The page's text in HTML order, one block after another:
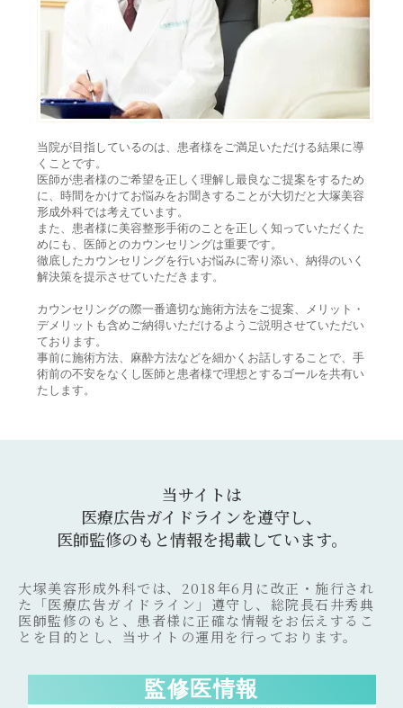
当院が目指しているのは、患者様をご満足いただける結果に導
くことです。
医師が患者様のご希望を正しく理解し最良なご提案をするため
に、時間をかけてお悩みをお聞きすることが大切だと大塚美容
形成外科では考えています。
また、患者様に美容整形手術のことを正しく知っていただくた
めにも、医師とのカウンセリングは重要です。
徹底したカウンセリングを行いお悩みに寄り添い、納得のいく
解決策を提示させていただきます。
カウンセリングの際一番適切な施術方法をご提案、メリット・
デメリットも含めご納得いただけるようご説明させていただい
ております。
事前に施術方法、麻酔方法などを細かくお話しすることで、手
術前の不安をなくし医師と患者様で理想とするゴールを共有い
たします。
当サイトは
医療広告ガイドラインを遵守し、
医師監修のもと情報を掲載しています。
大塚美容形成外科では、2018年6月に改正・施行され
た「医療広告ガイドライン」遵守し、総院長石井秀典
医師監修のもと、患者様に正確な情報をお伝えするこ
とを目的とし、当サイトの運用を行っております。
監修医情報